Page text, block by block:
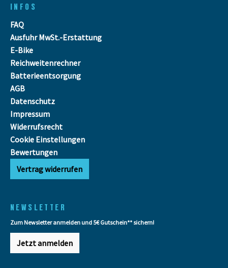
INFOS
FAQ
Ausfuhr MwSt.-Erstattung
E-Bike
Reichweitenrechner
Batterieentsorgung
AGB
Datenschutz
Impressum
Widerrufsrecht
Cookie Einstellungen
Bewertungen
Vertrag widerrufen
NEWSLETTER
Zum Newsletter anmelden und 5€ Gutschein** sichern!
Jetzt anmelden